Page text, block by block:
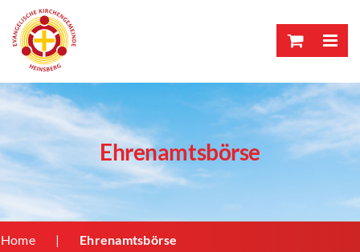
content
Ehrenamtsbörse
Home Ehrenamtsbörse